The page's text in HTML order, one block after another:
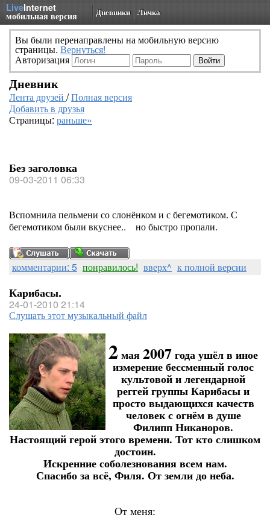
LiveInternet
мобильная версия Дневники Личка
Вы были перенаправлены на мобильную версию
страницы. Вернуться!
Авторизация
Дневник
Лента друзей /Полная версия
Добавить в друзья
Страницы: раньше»
Без заголовка
09-03-2011 06:33
Вспомнила пельмени со слонёнком и с бегемотиком. С
бегемотиком были вкуснее.. но быстро пропали.
комментарии: 5 понравилось! вверх^ к полной версии
Карибасы.
24-01-2010 21:14
Слушать этот музыкальный файл
2мая2007года ушёл в иное
измерение бессменный голос
культовой и легендарной
реггей группы Карибасы и
просто выдающихся качеств
человек с огнём в душе
Филипп Никаноров.
Настоящий герой этого времени. Тот кто слишком
достоин.
Искренние соболезнования всем нам.
Спасибо за всё, Филя. От земли до неба.
От меня: